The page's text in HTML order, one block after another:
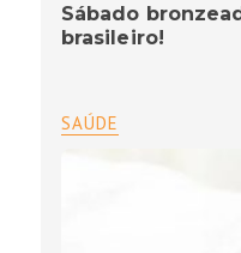
Sábado
brasileiro!
SAÚDE